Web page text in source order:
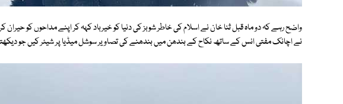
واضح رہے کہ دو ماہ قبل ثنا خان نے اسلام کی خاطر شوبز کی دنیا کو خیرباد کہہ کر اپنے مداحوں کو حیران
نے اچانک مفتی انس کے ساتھ نکاح کے بندھن میں بندھنے کی تصاویر سوشل میڈیا پر شیئر کیں جو